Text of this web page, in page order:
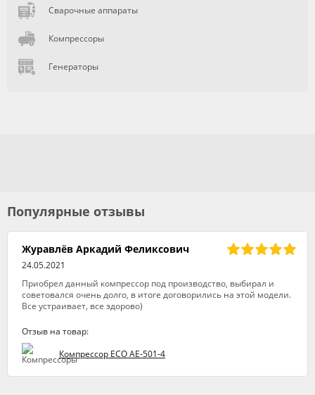
Сварочные аппараты
Компрессоры
Генераторы
Популярные отзывы
Журавлёв Аркадий Феликсович
24.05.2021
Приобрел данный компрессор под производство, выбирал и
советовался очень долго, в итоге договорились на этой модели.
Все устраивает, все здорово)
Отзыв на товар:
Компрессор ECO AE-501-4